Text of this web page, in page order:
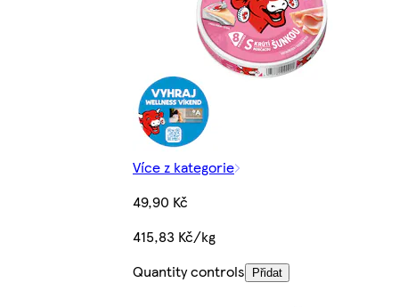
Více z kategorie
49,90 Kč
415,83 Kč/kg
Quantity controls
Přidat